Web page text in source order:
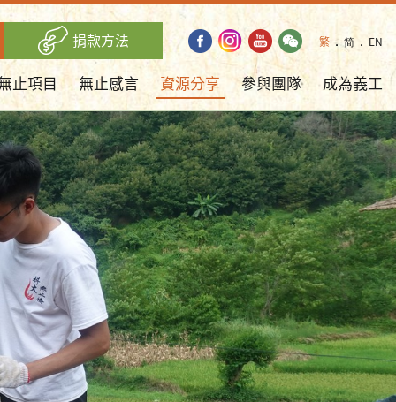
捐款方法 繁 ． 简． EN
止項目 無止感言 資源分享 參與團隊 成為義工